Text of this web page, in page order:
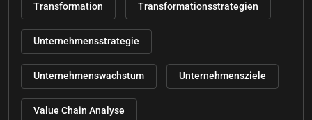
Transformation Transformationsstrategien
Unternehmensstrategie
Unternehmenswachstum Unternehmensziele
Value Chain Analyse